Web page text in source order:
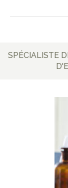
SPÉCIALISTE